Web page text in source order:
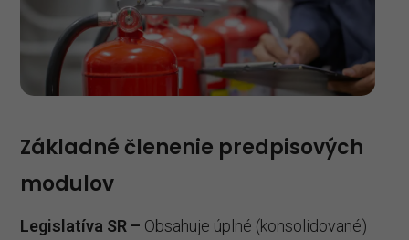
Základné členenie predpisových
modulov
Legislatíva SR – Obsahuje úplné (konsolidované)